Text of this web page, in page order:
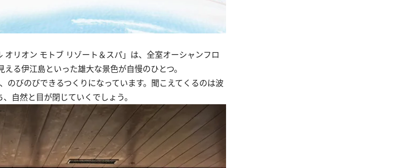
リオン モトブ リゾート＆スパ」は、全室オーシャンフロ
る伊江島といった雄大な景色が自慢のひとつ。
びのびできるつくりになっています。聞こえてくるのは波
自然と目が閉じていくでしょう。